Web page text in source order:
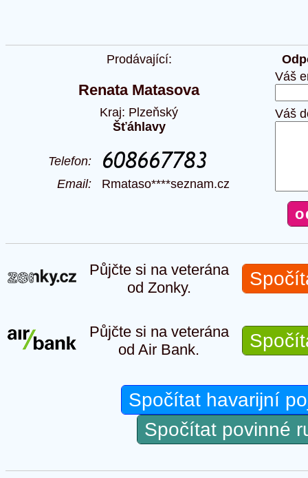
Prodávající:
Renata Matasova
Kraj: Plzeňský
Šťáhlavy
Telefon:
Email: Rmataso****seznam.cz
Váš
Váš
Půjčte si na veterána
od Zonky.
Půjčte si na veterána
od Air Bank.
Spočítat havarijní
Spočítat povinné